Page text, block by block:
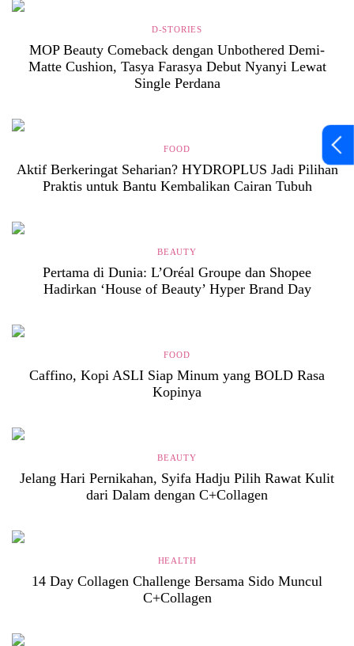
D-STORIES
MOP Beauty Comeback dengan Unbothered Demi-
Matte Cushion, Tasya Farasya Debut Nyanyi Lewat
Single Perdana
FOOD
Aktif Berkeringat Seharian? HYDROPLUS Jadi Pilihan
Praktis untuk Bantu Kembalikan Cairan Tubuh
BEAUTY
Pertama di Dunia: L’Oréal Groupe dan Shopee
Hadirkan ‘House of Beauty’ Hyper Brand Day
FOOD
Caffino, Kopi ASLI Siap Minum yang BOLD Rasa
Kopinya
BEAUTY
Jelang Hari Pernikahan, Syifa Hadju Pilih Rawat Kulit
dari Dalam dengan C+Collagen
HEALTH
14 Day Collagen Challenge Bersama Sido Muncul
C+Collagen